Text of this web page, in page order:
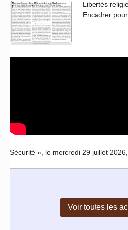
Libertés
Encadrer
Sécurité », le mercredi 29 juillet
Voir toutes les